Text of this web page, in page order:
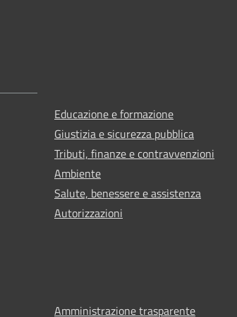
Educazione e formazione
Giustizia e sicurezza pubblica
Tributi, finanze e contravvenzioni
Ambiente
Salute, benessere e assistenza
Autorizzazioni
Amministrazione trasparente